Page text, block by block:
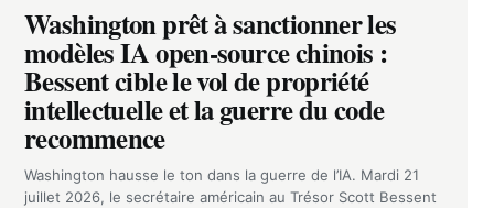
Washington prêt à sanctionner les
modèles IA open-source chinois :
Bessent cible le vol de propriété
intellectuelle et la guerre du code
recommence
Washington hausse le ton dans la guerre de l’IA. Mardi 21
juillet 2026, le secrétaire américain au Trésor Scott Bessent